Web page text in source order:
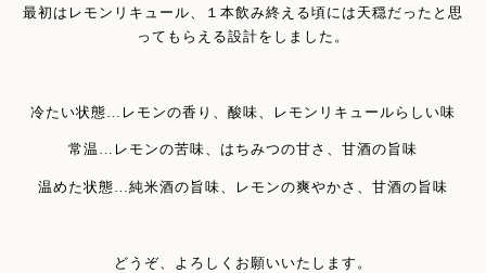
最初はレモンリキュール、１本飲み終える頃には天穏だったと思
ってもらえる設計をしました。
冷たい状態…レモンの香り、酸味、レモンリキュールらしい味
常温…レモンの苦味、はちみつの甘さ、甘酒の旨味
温めた状態…純米酒の旨味、レモンの爽やかさ、甘酒の旨味
どうぞ、よろしくお願いいたします。